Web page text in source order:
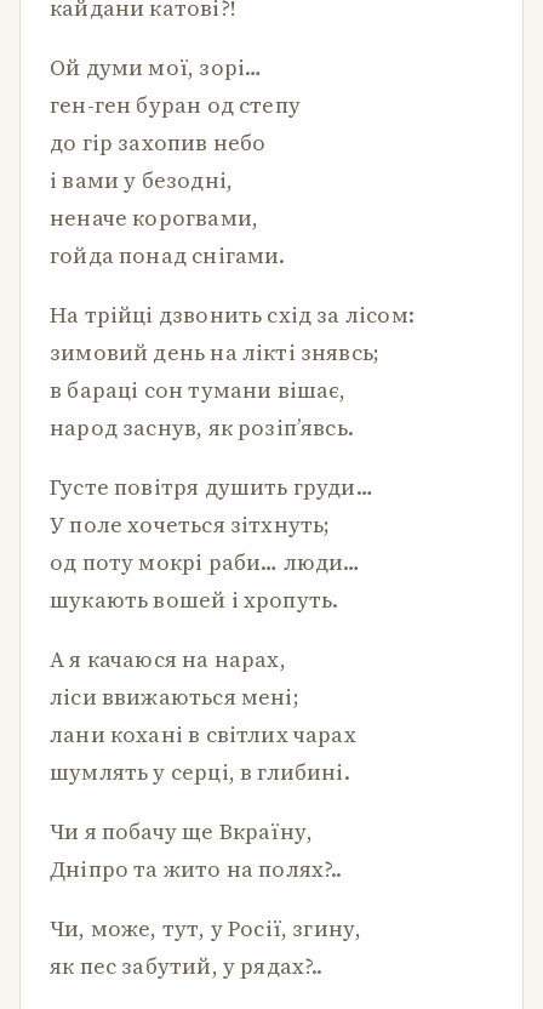
кайдани катові?!
Ой думи мої, зорі…
ген-ген буран од степу
до гір захопив небо
і вами у безодні,
неначе корогвами,
гойда понад снігами.
На трійці дзвонить схід за лісом:
зимовий день на лікті знявсь;
в бараці сон тумани вішає,
народ заснув, як розіп’явсь.
Густе повітря душить груди…
У поле хочеться зітхнуть;
од поту мокрі раби… люди…
шукають вошей і хропуть.
А я качаюся на нарах,
ліси ввижаються мені;
лани кохані в світлих чарах
шумлять у серці, в глибині.
Чи я побачу ще Вкраїну,
Дніпро та жито на полях?..
Чи, може, тут, у Росії, згину,
як пес забутий, у рядах?..